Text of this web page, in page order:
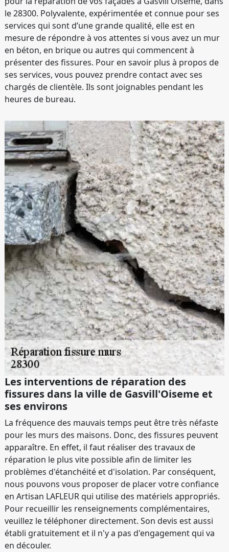
le 28300. Polyvalente, expérimentée et connue pour ses
services qui sont d’une grande qualité, elle est en
mesure de répondre à vos attentes si vous avez un mur
en béton, en brique ou autres qui commencent à
présenter des fissures. Pour en savoir plus à propos de
ses services, vous pouvez prendre contact avec ses
chargés de clientèle. Ils sont joignables pendant les
heures de bureau.
Les interventions de réparation des
fissures dans la ville de Gasvill'Oiseme et
ses environs
La fréquence des mauvais temps peut être très néfaste
pour les murs des maisons. Donc, des fissures peuvent
apparaître. En effet, il faut réaliser des travaux de
réparation le plus vite possible afin de limiter les
problèmes d'étanchéité et d'isolation. Par conséquent,
nous pouvons vous proposer de placer votre confiance
en Artisan LAFLEUR qui utilise des matériels appropriés.
Pour recueillir les renseignements complémentaires,
veuillez le téléphoner directement. Son devis est aussi
établi gratuitement et il n'y a pas d'engagement qui va
en découler.